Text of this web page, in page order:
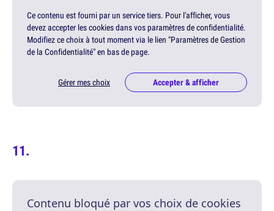
Ce contenu est fourni par un service tiers. Pour l'afficher, vous
devez accepter les cookies dans vos paramètres de confidentialité.
Modifiez ce choix à tout moment via le lien "Paramètres de Gestion
de la Confidentialité" en bas de page.
Gérer mes choix Accepter & afficher
Contenu bloqué par vos choix de cookies